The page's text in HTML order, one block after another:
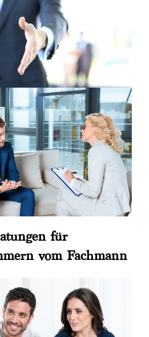
für
vom Fachmann